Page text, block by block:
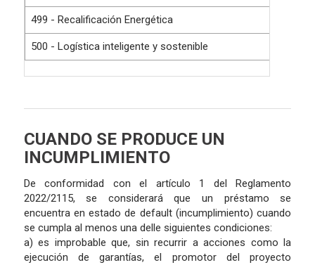
499 - Recalificación Energética
500 - Logística inteligente y sostenible
CUANDO SE PRODUCE UN
INCUMPLIMIENTO
De conformidad con el artículo 1 del Reglamento
2022/2115, se considerará que un préstamo se
encuentra en estado de default (incumplimiento) cuando
se cumpla al menos una delle siguientes condiciones:
a) es improbable que, sin recurrir a acciones como la
ejecución de garantías, el promotor del proyecto